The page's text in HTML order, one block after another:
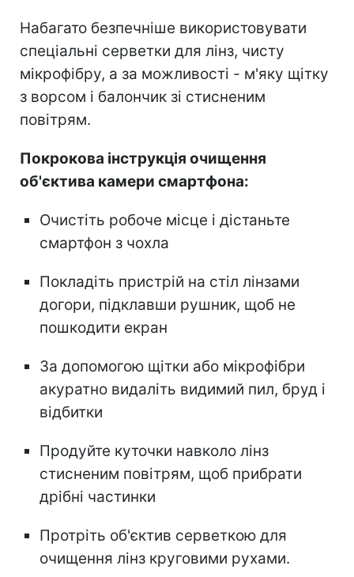
Набагато безпечніше використовувати
спеціальні серветки для лінз, чисту
мікрофібру, а за можливості - м'яку щітку
з ворсом і балончик зі стисненим
повітрям.
Покрокова інструкція очищення
об'єктива камери смартфона:
Очистіть робоче місце і дістаньте
смартфон з чохла
Покладіть пристрій на стіл лінзами
догори, підклавши рушник, щоб не
пошкодити екран
За допомогою щітки або мікрофібри
акуратно видаліть видимий пил, бруд і
відбитки
Продуйте куточки навколо лінз
стисненим повітрям, щоб прибрати
дрібні частинки
Протріть об'єктив серветкою для
очищення лінз круговими рухами.